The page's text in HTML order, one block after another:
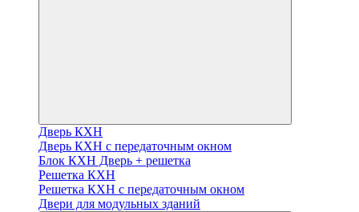
Дверь КХН
Дверь КХН с передаточным окном
Блок КХН Дверь + решетка
Решетка КХН
Решетка КХН с передаточным окном
Двери для модульных зданий